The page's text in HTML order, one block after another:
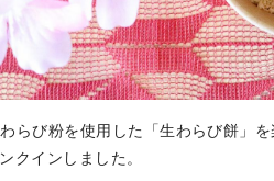
らび粉を使用した「生わらび餅」
クインしました。